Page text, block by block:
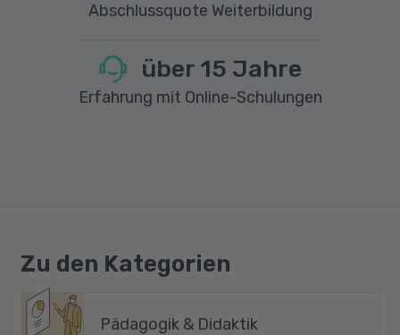
Abschlussquote Weiterbildung
über 15 Jahre
Erfahrung mit Online-Schulungen
Zu den Kategorien
Pädagogik & Didaktik